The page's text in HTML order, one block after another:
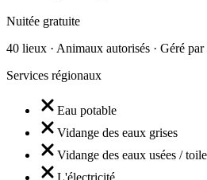
Nuitée gratuite
40 lieux · Animaux autorisés · Géré
Services régionaux
Eau potable
Vidange des eaux grises
Vidange des eaux usées /